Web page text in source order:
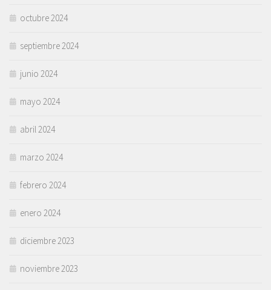
octubre 2024
septiembre 2024
junio 2024
mayo 2024
abril 2024
marzo 2024
febrero 2024
enero 2024
diciembre 2023
noviembre 2023